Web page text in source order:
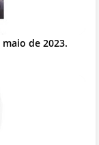
de 2023.